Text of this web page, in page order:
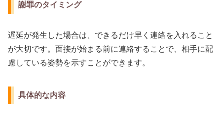
謝罪のタイミング
遅延が発生した場合は、できるだけ早く連絡を入れること
が大切です。面接が始まる前に連絡することで、相手に配
慮している姿勢を示すことができます。
具体的な内容